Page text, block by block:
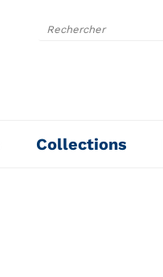
Collections